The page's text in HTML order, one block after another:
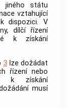
jiného státu
vztahující
dispozici. V
dílčí řízení
k získání
3 lze dožádat
řízení nebo
k získání
musí